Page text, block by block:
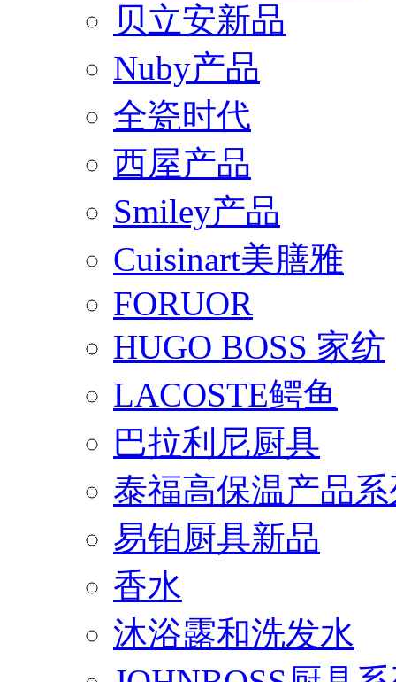
贝立安新品
Nuby产品
全瓷时代
西屋产品
Smiley产品
Cuisinart美膳雅
FORUOR
HUGO BOSS 家纺
LACOSTE鳄鱼
巴拉利尼厨具
泰福高保温产品
易铂厨具新品
香水
沐浴露和洗发水